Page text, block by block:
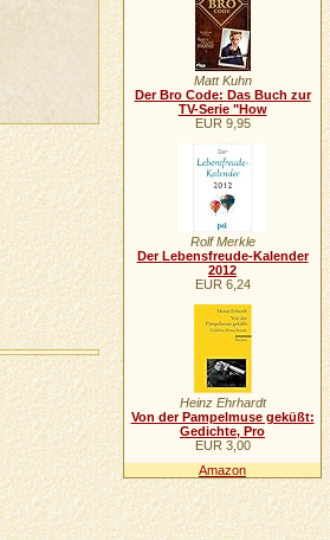
Matt Kuhn
Der Bro Code: Das Buch zur
TV-Serie "How
EUR 9,95
Rolf Merkle
Der Lebensfreude-Kalender
2012
EUR 6,24
Heinz Ehrhardt
Von der Pampelmuse geküßt:
Gedichte, Pro
EUR 3,00
Amazon